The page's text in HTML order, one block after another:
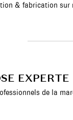
& fabrication sur
EXPERTE
de la